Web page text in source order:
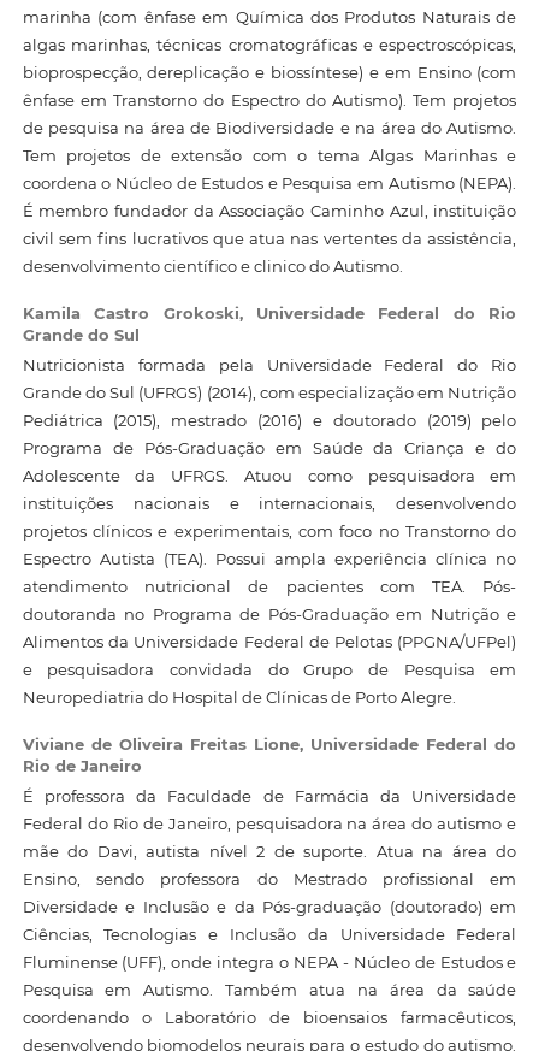
marinha (com ênfase em Química dos Produtos Naturais de
algas marinhas, técnicas cromatográficas e espectroscópicas,
bioprospecção, dereplicação e biossíntese) e em Ensino (com
ênfase em Transtorno do Espectro do Autismo). Tem projetos
de pesquisa na área de Biodiversidade e na área do Autismo.
Tem projetos de extensão com o tema Algas Marinhas e
coordena o Núcleo de Estudos e Pesquisa em Autismo (NEPA).
É membro fundador da Associação Caminho Azul, instituição
civil sem fins lucrativos que atua nas vertentes da assistência,
desenvolvimento científico e clinico do Autismo.
Kamila Castro Grokoski, Universidade Federal do Rio
Grande do Sul
Nutricionista formada pela Universidade Federal do Rio
Grande do Sul (UFRGS) (2014), com especialização em Nutrição
Pediátrica (2015), mestrado (2016) e doutorado (2019) pelo
Programa de Pós-Graduação em Saúde da Criança e do
Adolescente da UFRGS. Atuou como pesquisadora em
instituições nacionais e internacionais, desenvolvendo
projetos clínicos e experimentais, com foco no Transtorno do
Espectro Autista (TEA). Possui ampla experiência clínica no
atendimento nutricional de pacientes com TEA. Pós-
doutoranda no Programa de Pós-Graduação em Nutrição e
Alimentos da Universidade Federal de Pelotas (PPGNA/UFPel)
e pesquisadora convidada do Grupo de Pesquisa em
Neuropediatria do Hospital de Clínicas de Porto Alegre.
Viviane de Oliveira Freitas Lione, Universidade Federal do
Rio de Janeiro
É professora da Faculdade de Farmácia da Universidade
Federal do Rio de Janeiro, pesquisadora na área do autismo e
mãe do Davi, autista nível 2 de suporte. Atua na área do
Ensino, sendo professora do Mestrado profissional em
Diversidade e Inclusão e da Pós-graduação (doutorado) em
Ciências, Tecnologias e Inclusão da Universidade Federal
Fluminense (UFF), onde integra o NEPA - Núcleo de Estudos e
Pesquisa em Autismo. Também atua na área da saúde
coordenando o Laboratório de bioensaios farmacêuticos,
desenvolvendo biomodelos neurais para o estudo do autismo.